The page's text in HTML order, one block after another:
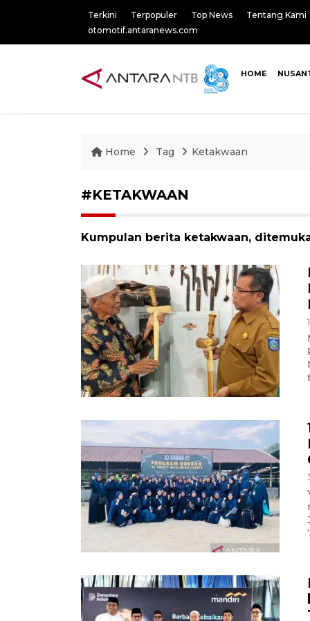
Terkini Terpopuler Top News
Tentang Kami
otomotif.antaranews.com
HOME
Home Tag Ketakwaan
#KETAKWAAN
Kumpulan berita ketakwaan,